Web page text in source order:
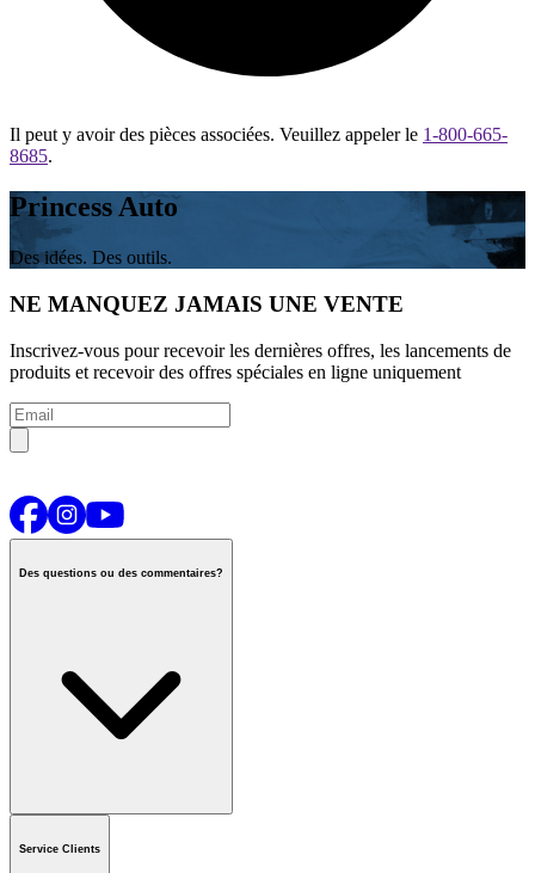
Il peut y avoir des pièces associées. Veuillez appeler le 1-800-665-
8685.
Princess Auto
Des idées. Des outils.
NE MANQUEZ JAMAIS UNE VENTE
Inscrivez-vous pour recevoir les dernières offres, les lancements de
produits et recevoir des offres spéciales en ligne uniquement
Des questions ou des commentaires?
Contactez-nous
ou appeler1-800-665-8685
Service Clients